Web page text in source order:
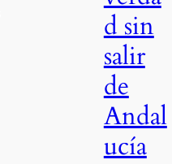
d sin
salir
de
Andal
ucía